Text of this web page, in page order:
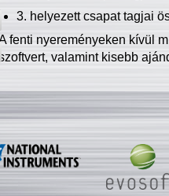
3. helyezett csapat tagjai
fenti nyereményeken kívül
szoftvert, valamint kisebb